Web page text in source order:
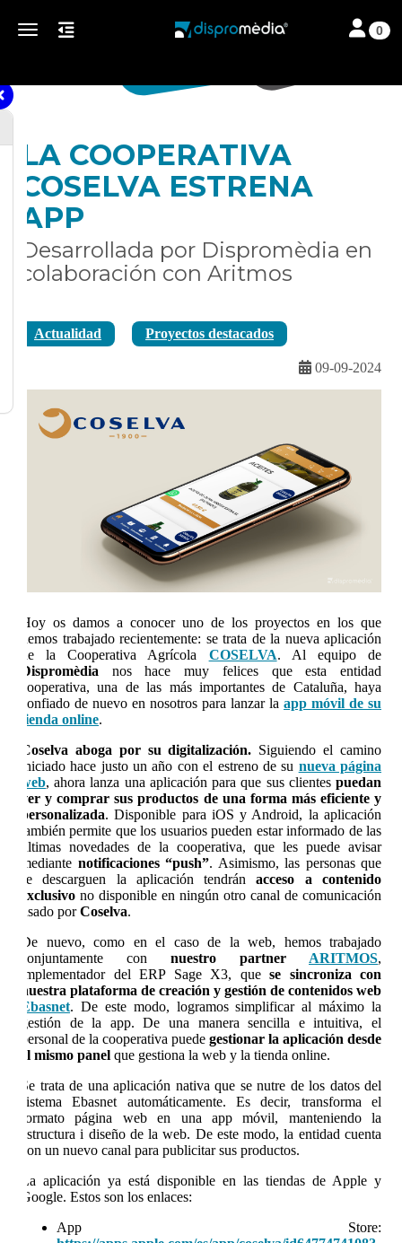
Toggle navigation Toggle
0
LA COOPERATIVA
COSELVA ESTRENA
APP
Desarrollada por Dispromèdia en
colaboración con Aritmos
Actualidad Proyectos destacados
09-09-2024
Hoy os damos a conocer uno de los proyectos en los que
hemos trabajado recientemente: se trata de la nueva aplicación
de la Cooperativa Agrícola
COSELVA. Al equipo de
Dispromèdia nos hace muy felices que esta entidad
cooperativa, una de las más importantes de Cataluña, haya
confiado de nuevo en nosotros para lanzar la app móvil de su
tienda online.
Coselva aboga por su digitalización. Siguiendo el camino
iniciado hace justo un año con el estreno de su nueva página
web, ahora lanza una aplicación para que sus clientes puedan
ver y comprar sus productos de una forma más eficiente y
personalizada. Disponible para iOS y Android, la aplicación
también permite que los usuarios pueden estar informado de las
últimas novedades de la cooperativa, que les puede avisar
mediante notificaciones “push”. Asimismo, las personas que
se descarguen la aplicación tendránacceso a contenido
exclusivo no disponible en ningún otro canal de comunicación
usado porCoselva.
De nuevo, como en el caso de la web, hemos trabajado
conjuntamente con nuestro partner ARITMOS,
implementador del ERP Sage X3, que se sincroniza con
nuestra plataforma de creación y gestión de contenidos web
Ebasnet. De este modo, logramos simplificar al máximo la
gestión de la app. De una manera sencilla e intuitiva, el
personal de la cooperativa puede gestionar la aplicación desde
el mismo panel que gestiona la web y la tienda online.
Se trata de una aplicación nativa que se nutre de los datos del
sistema Ebasnet automáticamente. Es decir, transforma el
formato página web en una app móvil, manteniendo la
estructura i diseño de la web. De este modo, la entidad cuenta
con un nuevo canal para publicitar sus productos.
La aplicación ya está disponible en las tiendas de Apple y
Google. Estos son los enlaces:
App Store: